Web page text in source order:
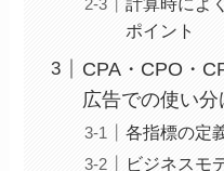
ポイント
CPA・CPO・
広告での使い分
各指標の定
ビジネスモ